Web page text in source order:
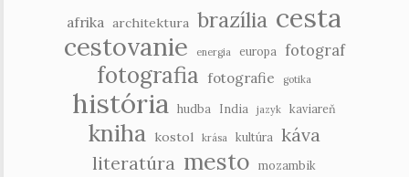
afrika architektura brazília cesta
cestovanie energia europa fotograf
fotografia fotografie gotika
história hudba India jazyk kaviareň
kniha kostol krása kultúra káva
literatúra mesto mozambik